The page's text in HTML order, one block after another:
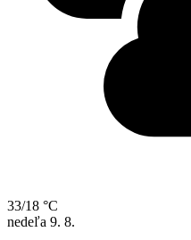
33/18 °C
nedeľa 9. 8.